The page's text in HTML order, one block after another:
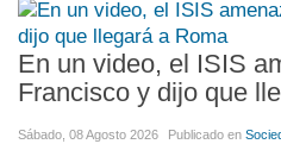
En un video, el ISIS
Francisco y dijo que
Sábado, 08 Agosto 2026 Publicado en